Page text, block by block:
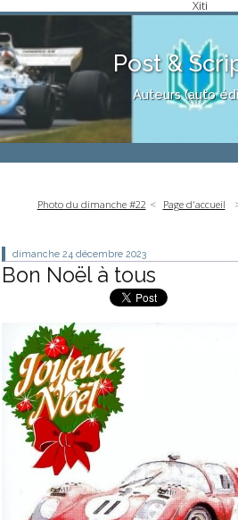
Xiti
Post &
Auteurs (auto
Photo du dimanche #22 Page d'accueil
dimanche 24 décembre 2023
Bon Noël à tous